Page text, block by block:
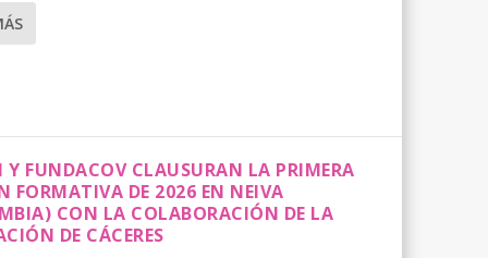
LA DISCAPACIDAD EN EL ENTORNO
HUMANOS GREGORIO PECES BARBA
DISCAPACIDAD Y COOPERACIÓN EN
EN EL SEMINARIO
COOPERACIÓN, INVESTIGACIÓN Y
Y FUNDACOV CLAUSURAN LA PRIMERA
FORMATIVA DE 2026 EN NEIVA
CON LA COLABORACIÓN DE LA
DE CÁCERES